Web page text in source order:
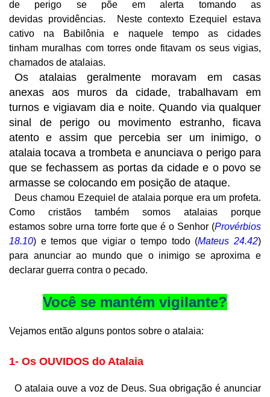
de perigo se põe em alerta tomando as
devidas providências. Neste contexto Ezequiel estava
cativo na Babilônia e naquele tempo as cidades
tinham muralhas com torres onde fitavam os seus vigias,
chamados de atalaias.
Os atalaias geralmente moravam em casas
anexas aos muros da cidade, trabalhavam em
turnos e vigiavam dia e noite. Quando via qualquer
sinal de perigo ou movimento estranho, ficava
atento e assim que percebia ser um inimigo, o
atalaia tocava a trombeta e anunciava o perigo para
que se fechassem as portas da cidade e o povo se
armasse se colocando em posição de ataque.
Deus chamou Ezequiel de atalaia porque era um profeta.
Como cristãos também somos atalaias porque
estamos sobre urna torre forte que é o Senhor (Provérbios
18.10) e temos que vigiar o tempo todo (Mateus 24.42)
para anunciar ao mundo que o inimigo se aproxima e
declarar guerra contra o pecado.
Você se mantém vigilante?
Vejamos então alguns pontos sobre o atalaia:
1- Os OUVIDOS do Atalaia
O atalaia ouve a voz de Deus. Sua obrigação é anunciar